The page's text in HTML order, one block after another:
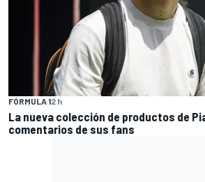
FÓRMULA 12 h
La nueva colección de productos de
comentarios de sus fans